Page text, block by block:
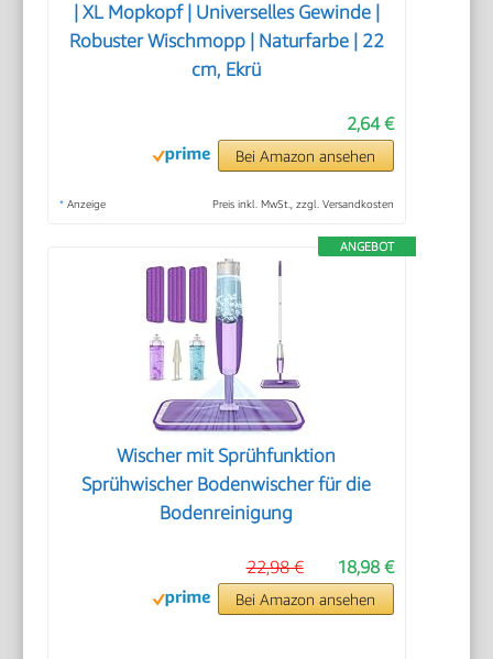
| XL Mopkopf | Universelles Gewinde |
Robuster Wischmopp | Naturfarbe | 22
cm, Ekrü
2,64 €
Bei Amazon ansehen
* Anzeige Preis inkl. MwSt., zzgl. Versandkosten
ANGEBOT
Wischer mit Sprühfunktion
Sprühwischer Bodenwischer für die
Bodenreinigung
18,98 €
22,98 €
Bei Amazon ansehen